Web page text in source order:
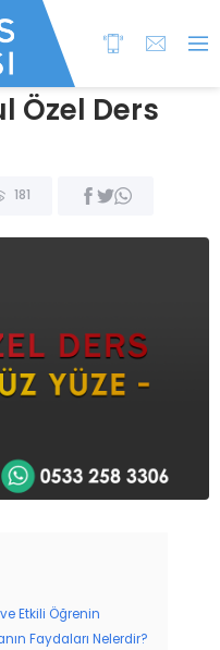
Özel Ders
181
ve Etkili Öğrenin
Faydaları Nelerdir?